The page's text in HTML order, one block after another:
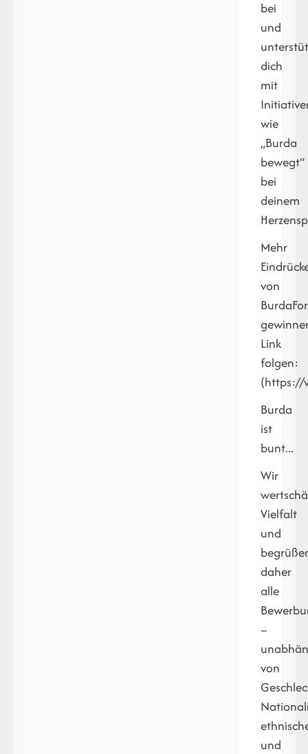
bei
und
dich
mit
wie
„Burda
bewegt“
bei
deinem
Mehr
von
Link
folgen:
(https://
Burda
ist
bunt...
Wir
Vielfalt
und
daher
alle
–
von
und